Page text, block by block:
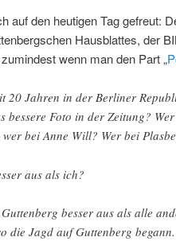
auf den heutigen Tag gefreut:
Hausblattes, der
wenn man den Part „
20 Jahren in der Berliner
bessere Foto in der Zeitung?
wer bei Anne Will? Wer bei
aus als ich?
besser aus als alle
die Jagd auf Guttenberg begann.